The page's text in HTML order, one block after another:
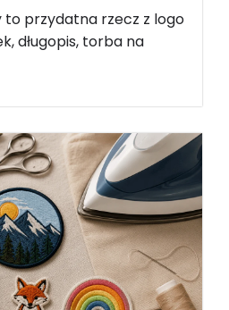
przydatna rzecz z logo
długopis, torba na